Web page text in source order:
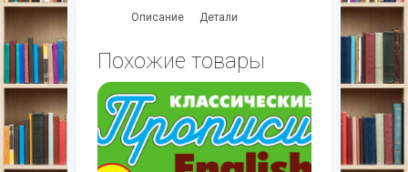
Описание Детали
Похожие товары